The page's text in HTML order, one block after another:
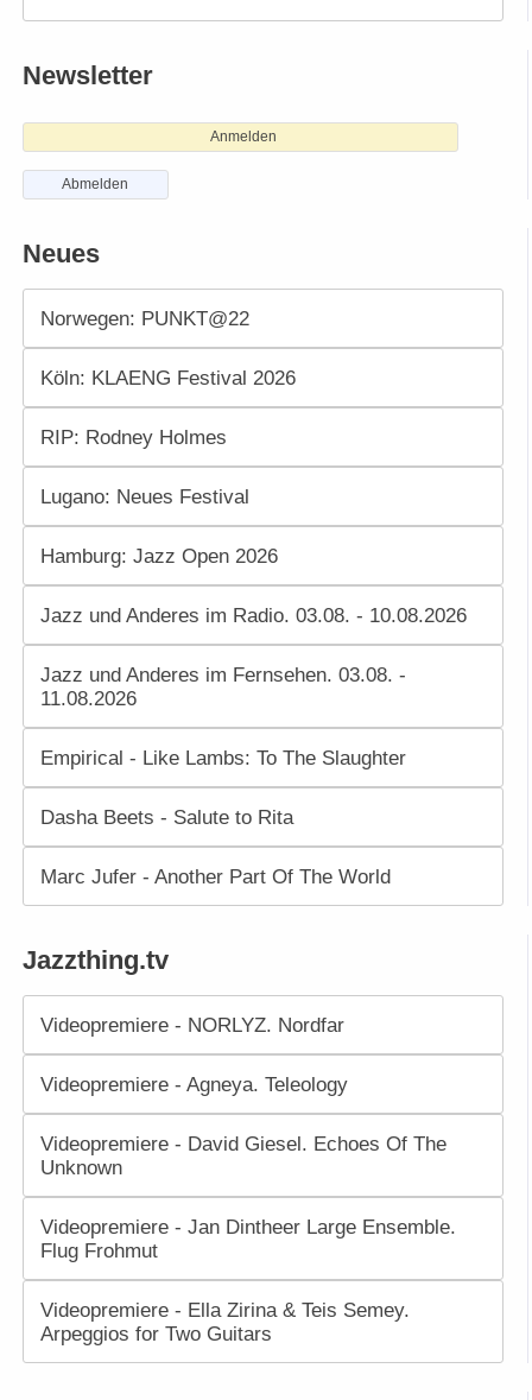
Newsletter
Anmelden
Abmelden
Neues
Norwegen: PUNKT@22
Köln: KLAENG Festival 2026
RIP: Rodney Holmes
Lugano: Neues Festival
Hamburg: Jazz Open 2026
Jazz und Anderes im Radio. 03.08. - 10.08.2026
Jazz und Anderes im Fernsehen. 03.08. -
11.08.2026
Empirical - Like Lambs: To The Slaughter
Dasha Beets - Salute to Rita
Marc Jufer - Another Part Of The World
Jazzthing.tv
Videopremiere - NORLYZ. Nordfar
Videopremiere - Agneya. Teleology
Videopremiere - David Giesel. Echoes Of The
Unknown
Videopremiere - Jan Dintheer Large Ensemble.
Flug Frohmut
Videopremiere - Ella Zirina & Teis Semey.
Arpeggios for Two Guitars